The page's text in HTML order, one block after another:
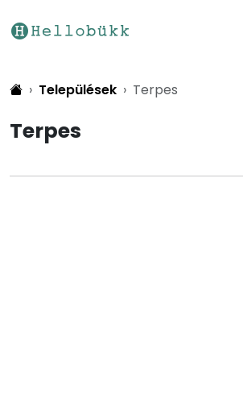
Települések Terpes
Terpes